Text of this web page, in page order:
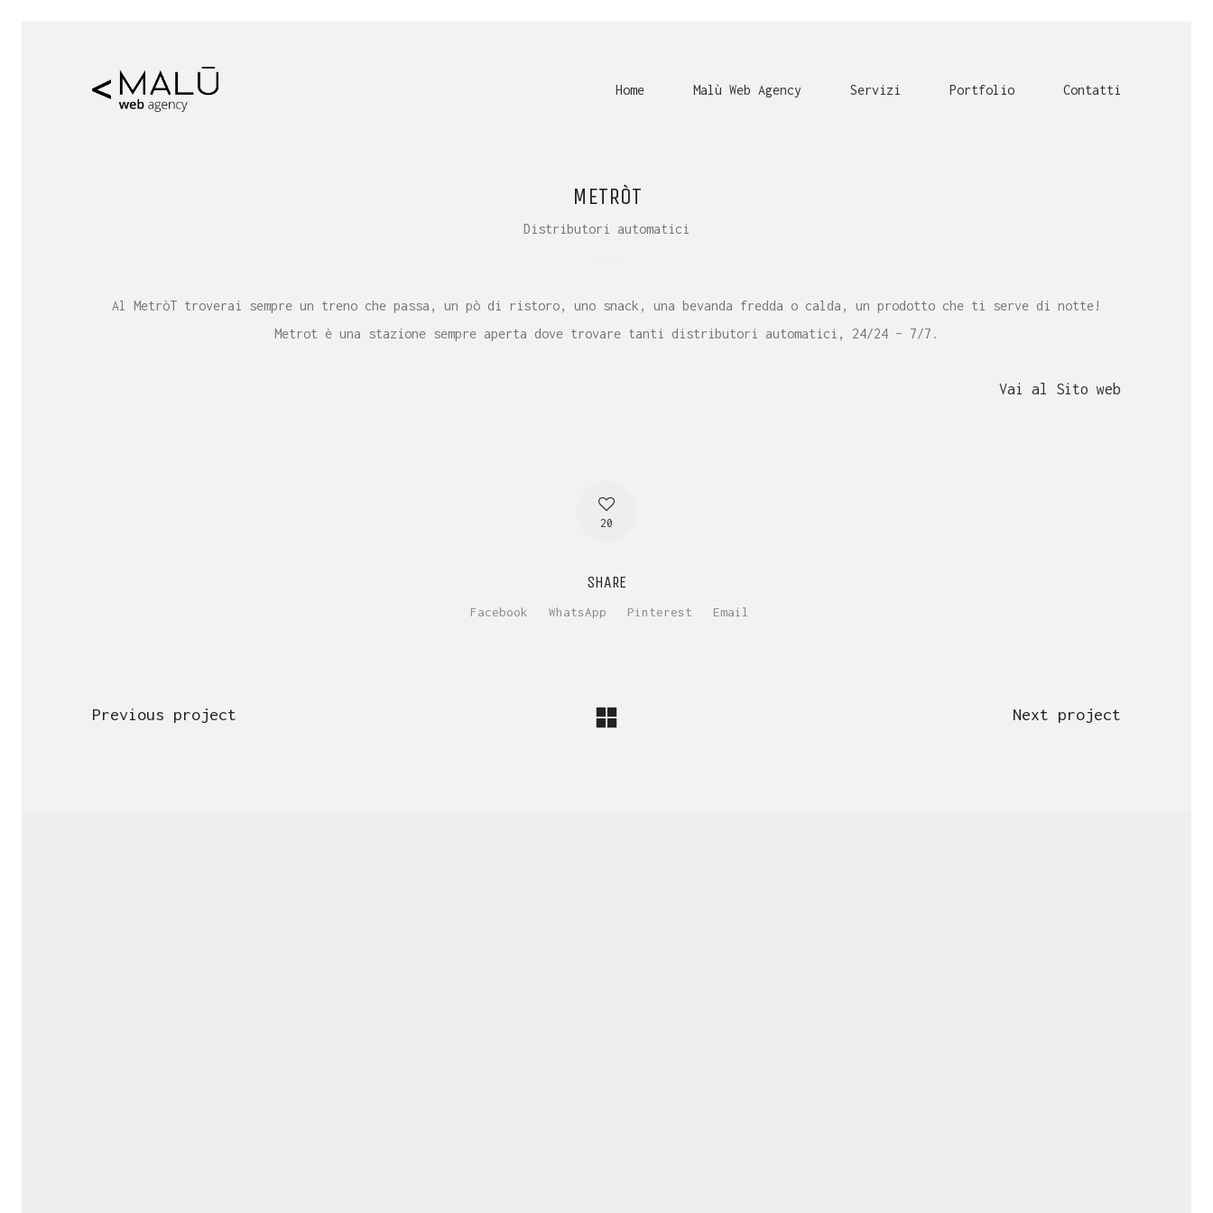
Home Malù Web Agency Servizi Portfolio Contatti
METRÒT
Distributori automatici
Al MetròT troverai sempre un treno che passa, un pò di ristoro, uno snack, una bevanda fredda o calda, un prodotto che ti serve di notte!
Metrot è una stazione sempre aperta dove trovare tanti distributori automatici, 24/24 – 7/7.
Vai al Sito web
20
SHARE
Facebook WhatsApp Pinterest Email
Previous project Next project